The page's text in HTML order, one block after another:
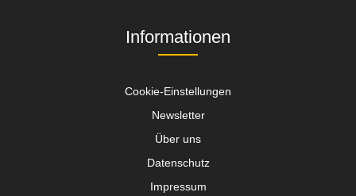
Informationen
Cookie-Einstellungen
Newsletter
Über uns
Datenschutz
Impressum